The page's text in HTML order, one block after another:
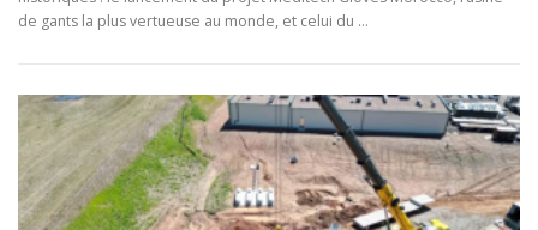
de gants la plus vertueuse au monde, et celui du …